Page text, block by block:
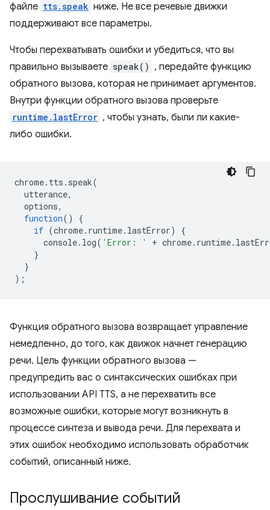
файле tts.speak ниже. Не все речевые движки
поддерживают все параметры.
Чтобы перехватывать ошибки и убедиться, что вы
правильно вызываете speak() , передайте функцию
обратного вызова, которая не принимает аргументов.
Внутри функции обратного вызова проверьте
runtime.lastError , чтобы узнать, были ли какие-
либо ошибки.
chrome. tts . speak(
utterance,
options,
function()
{
if (chrome. runtime. lastError)
{
console. log( 'Error: ' + chrome. runtime.
}
}
);
Функция обратного вызова возвращает управление
немедленно, до того, как движок начнет генерацию
речи. Цель функции обратного вызова —
предупредить вас о синтаксических ошибках при
использовании API TTS, а не перехватить все
возможные ошибки, которые могут возникнуть в
процессе синтеза и вывода речи. Для перехвата и
этих ошибок необходимо использовать обработчик
событий, описанный ниже.
Прослушивание событий